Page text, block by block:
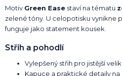
Motiv Green Ease staví na tématu
zelené tóny. U celopotisku vynikne
funguje jako statement kousek.
Střih a pohodlí
Vylepšený střih pro jistější
Kapuce a praktické detaily na